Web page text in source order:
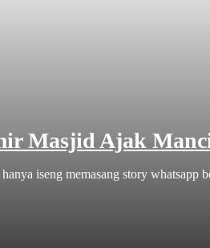
Masjid Ajak
iseng memasang story whatsapp